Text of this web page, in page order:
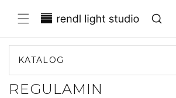
do
treści
KATALOG
REGULAMIN